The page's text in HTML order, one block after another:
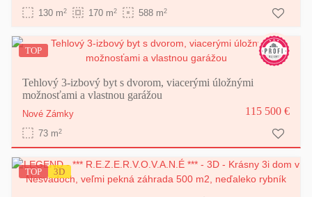
130 m2 170 m2 588 m2
TOP
Tehlový 3-izbový byt s dvorom, viacerými úložnými
možnosťami a vlastnou garážou
Nové Zámky
73 m2
115 500 €
TOP 3D